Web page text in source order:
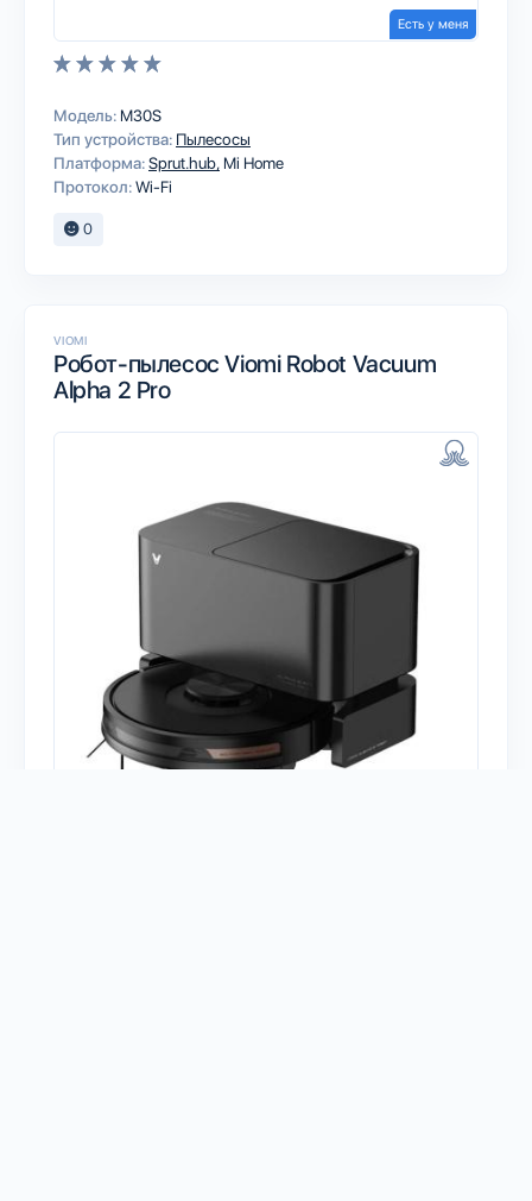
Есть у меня
Модель: M30S
Тип устройства: Пылесосы
Платформа:Sprut.hub Mi Home
Протокол:Wi-Fi
0
VIOMI
Робот-пылесос Viomi Robot Vacuum
Alpha 2 Pro